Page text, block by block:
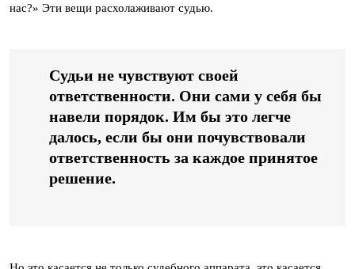
нас?» Эти вещи расхолаживают судью.
Судьи не чувствуют своей
ответственности. Они сами у себя бы
навели порядок. Им бы это легче
далось, если бы они почувствовали
ответственность за каждое принятое
решение.